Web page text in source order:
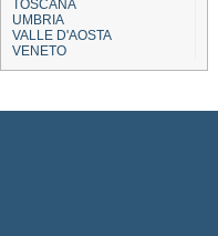
TOSCANA
UMBRIA
VALLE D'AOSTA
VENETO